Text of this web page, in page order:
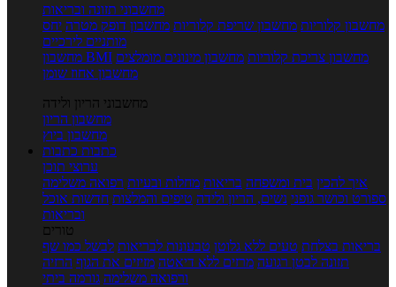
מחשבוני תזונה ובריאות
מחשבון קלוריות מחשבון שריפת קלוריות מחשבון דופק מטרה יחס
מותניים לירכיים
מחשבון BMI
מחשבון צריכת קלוריות מחשבון מינונים מומלצים
מחשבון אחוז שומן
מחשבוני הריון ולידה
מחשבון הריון
מחשבון ביוץ
כתבות כתבות
ערוצי תוכן
איך להכין בית ומשפחה בריאות מחלות ובעיות רפואה משלימה
ספורט וכושר גופני נשים, הריון ולידה טיפים והמלצות חדשות אוכל
ובריאות
טורים
בריאות בצלחת טעים ללא גלוטן טבעונות לבריאות לבשל כמו שף
תזונה לבטן רגועה מרזים ללא דיאטה מזיזים את הגוף הרזיה
ורפואה משלימה גורמה ביתי